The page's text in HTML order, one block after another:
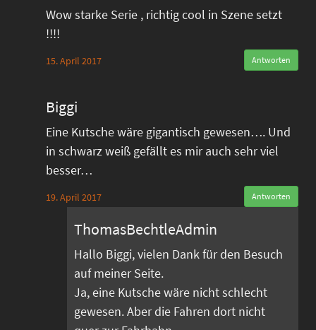
Wow starke Serie , richtig cool in Szene setzt
!!!!
15. April 2017 Antworten
Biggi
Eine Kutsche wäre gigantisch gewesen…. Und
in schwarz weiß gefällt es mir auch sehr viel
besser…
19. April 2017 Antworten
ThomasBechtleAdmin
Hallo Biggi, vielen Dank für den Besuch
auf meiner Seite.
Ja, eine Kutsche wäre nicht schlecht
gewesen. Aber die Fahren dort nicht